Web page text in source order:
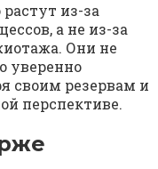
из-за
а не из-за
Они не
уверенно
своим резервам и
перспективе.